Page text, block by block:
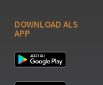
DOWNLOAD ALS
APP